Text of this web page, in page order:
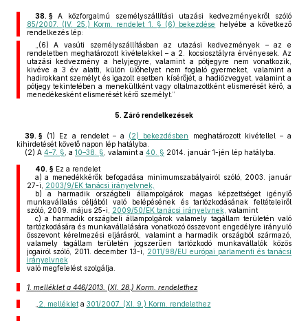
38. §A közforgalmú személyszállítási utazási kedvezményekről szóló
85/2007. (IV. 25.) Korm. rendelet 1. § (6) bekezdése
helyébe a következő
rendelkezés lép:
„(6) A vasúti személyszállításban az utazási kedvezmények – az e
rendeletben meghatározott kivételekkel – a 2. kocsiosztályra érvényesek. Az
utazási kedvezmény a helyjegyre, valamint a pótjegyre nem vonatkozik,
kivéve a 3 év alatti, külön ülőhelyet nem foglaló gyermeket, valamint a
hadirokkant személyt és igazolt esetben kísérőjét, a hadiözvegyet, valamint a
pótjegy tekintetében a menekültként vagy oltalmazottként elismerését kérő, a
menedékesként elismerését kérő személyt.”
5. Záró rendelkezések
39. § (1) Ez a rendelet – a (2) bekezdésben
meghatározott kivétellel – a
kihirdetését követő napon lép hatályba.
(2) A 4–7. § , a 10–38. § , valamint a 40. § 2014. január 1-jén lép hatályba.
40. §Ez a rendelet
a) a menedékkérők befogadása minimumszabályairól szóló, 2003. január
27-i,
2003/9/EK tanácsi irányelvnek,
b) a harmadik országbeli állampolgárok magas képzettséget igénylő
munkavállalás céljából való belépésének és tartózkodásának feltételeiről
szóló, 2009. május 25-i,
2009/50/EK tanácsi irányelvnek, valamint
c) a harmadik országbeli állampolgárok valamely tagállam területén való
tartózkodására és munkavállalására vonatkozó összevont engedélyre irányuló
összevont kérelmezési eljárásról, valamint a harmadik országból származó,
valamely tagállam területén jogszerűen tartózkodó munkavállalók közös
jogairól szóló, 2011. december 13-i, 2011/98/EU európai parlamenti és tanácsi
irányelvnek
való megfelelést szolgálja.
1. melléklet a 446/2013. (XI. 28.) Korm. rendelethez
2. mellékleta 301/2007. (XI. 9.) Korm. rendelethez